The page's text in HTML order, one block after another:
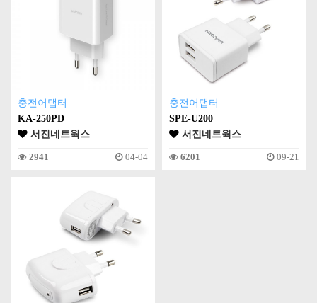
충전어댑터
KA-250PD
서진네트웍스
2941 04-04
충전어댑터
SPE-U200
서진네트웍스
6201 09-21